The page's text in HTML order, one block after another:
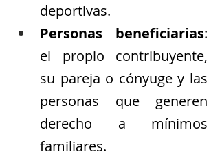
deportivas.
Personas beneficiarias:
el propio contribuyente,
su pareja o cónyuge y las
personas que generen
derecho a mínimos
familiares.